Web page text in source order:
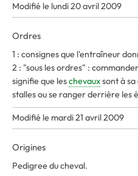
Modifié le lundi 20 avril 2009
Ordres
1 : consignes que l'entraîneur
2 : "sous les ordres" :
signifie que leschevauxsont à
stalles ou se ranger derrière les
Modifié le mardi 21 avril 2009
Origines
Pedigree du cheval.